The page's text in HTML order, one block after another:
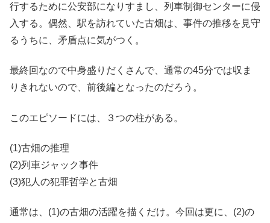
行するために公安部になりすまし、列車制御センターに侵
入する。偶然、駅を訪れていた古畑は、事件の推移を見守
るうちに、矛盾点に気がつく。
最終回なので中身盛りだくさんで、通常の45分では収ま
りきれないので、前後編となったのだろう。
このエピソードには、３つの柱がある。
(1)古畑の推理
(2)列車ジャック事件
(3)犯人の犯罪哲学と古畑
通常は、(1)の古畑の活躍を描くだけ。今回は更に、(2)の